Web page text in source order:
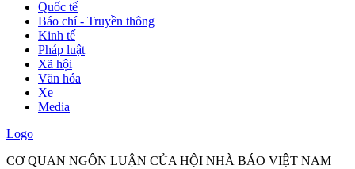
Quốc tế
Báo chí - Truyền thông
Kinh tế
Pháp luật
Xã hội
Văn hóa
Xe
Media
Logo
CƠ QUAN NGÔN LUẬN CỦA HỘI NHÀ BÁO VIỆT NAM